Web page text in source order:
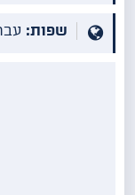
שפות: